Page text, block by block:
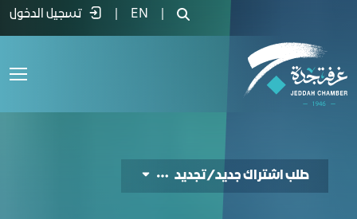
طلب اشتراك جديد/تجديد - غرفة جدة
EN تسجيل الدخول
طلب اشتراك جديد/تجديد